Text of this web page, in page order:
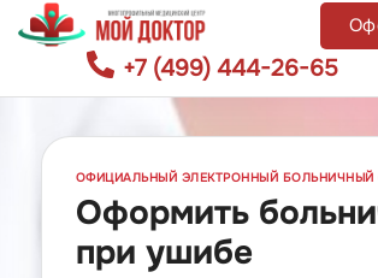
+7 (499) 444-26-65
ОФИЦИАЛЬНЫЙ ЭЛЕКТРОННЫЙ БОЛЬНИЧНЫЙ
Оформить
при ушибе